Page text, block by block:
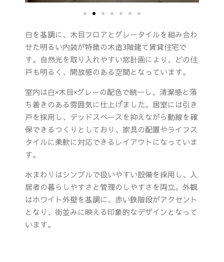
白を基調に、木目フロアとグレータイルを組み合わ
せた明るい内装が特徴の木造3階建て賃貸住宅で
す。自然光を取り入れやすい窓計画により、どの住
戸も明るく、開放感のある空間となっています。
室内は白×木目×グレーの配色で統一し、清潔感と落
ち着きのある雰囲気に仕上げました。居室には引き
戸を採用し、デッドスペースを抑えながら動線を確
保できるつくりとしており、家具の配置やライフス
タイルに柔軟に対応できるレイアウトになっていま
す。
水まわりはシンプルで扱いやすい設備を採用し、入
居者の暮らしやすさと管理のしやすさを両立。外観
はホワイト外壁を基調に、赤い鉄階段がアクセント
となり、街並みに映える印象的なデザインとなって
います。